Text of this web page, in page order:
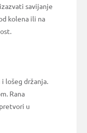
savijanje
kolena ili na
lošeg držanja.
Rana
u